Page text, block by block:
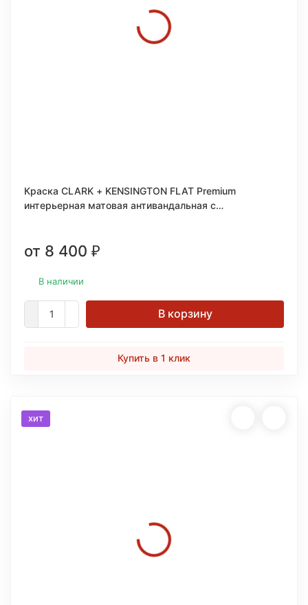
Краска CLARK + KENSINGTON FLAT Premium
интерьерная матовая антивандальная c
от 8 400 ₽
В наличии
В корзину
Купить в 1 клик
хит